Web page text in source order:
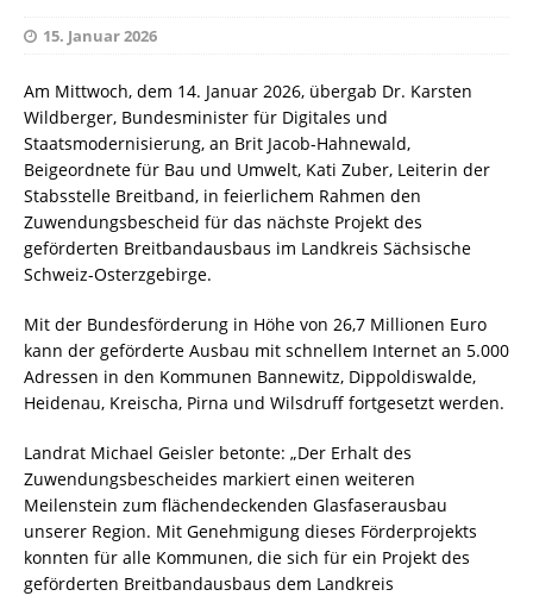
15. Januar 2026
Am Mittwoch, dem 14. Januar 2026, übergab Dr. Karsten
Wildberger, Bundesminister für Digitales und
Staatsmodernisierung, an Brit Jacob-Hahnewald,
Beigeordnete für Bau und Umwelt, Kati Zuber, Leiterin der
Stabsstelle Breitband, in feierlichem Rahmen den
Zuwendungsbescheid für das nächste Projekt des
geförderten Breitbandausbaus im Landkreis Sächsische
Schweiz-Osterzgebirge.
Mit der Bundesförderung in Höhe von 26,7 Millionen Euro
kann der geförderte Ausbau mit schnellem Internet an 5.000
Adressen in den Kommunen Bannewitz, Dippoldiswalde,
Heidenau, Kreischa, Pirna und Wilsdruff fortgesetzt werden.
Landrat Michael Geisler betonte: „Der Erhalt des
Zuwendungsbescheides markiert einen weiteren
Meilenstein zum flächendeckenden Glasfaserausbau
unserer Region. Mit Genehmigung dieses Förderprojekts
konnten für alle Kommunen, die sich für ein Projekt des
geförderten Breitbandausbaus dem Landkreis